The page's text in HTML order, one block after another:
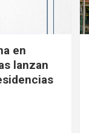
en
lanzan